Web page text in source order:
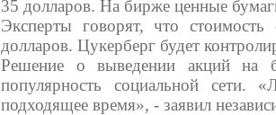
35 долларов. На бирже ценные
Эксперты говорят, что
долларов. Цукерберг будет
Решение о выведении акций на
популярность социальной сети.
подходящее время», - заявил